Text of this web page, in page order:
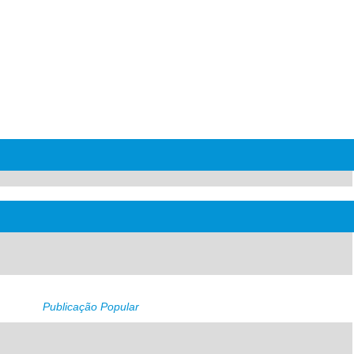
Publicação Popular